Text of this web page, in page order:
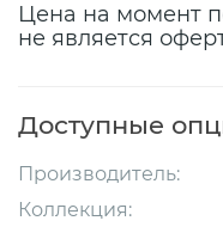
Цена на момент
не является
Доступные
Производитель:
Коллекция: